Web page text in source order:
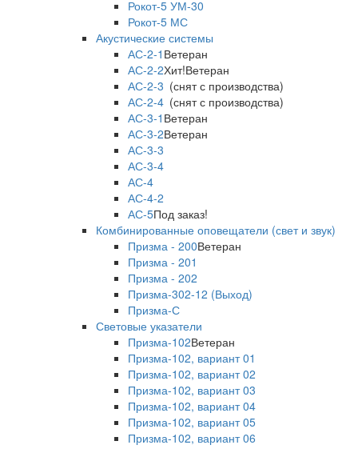
Рокот-5 УМ-30
Рокот-5 МС
Акустические системы
АС-2-1 Ветеран
АС-2-2Хит!Ветеран
АС-2-3 (снят с производства)
АС-2-4 (снят с производства)
АС-3-1 Ветеран
АС-3-2Ветеран
АС-3-3
АС-3-4
АС-4
АС-4-2
АС-5Под заказ!
Комбинированные оповещатели (свет и звук)
Призма - 200Ветеран
Призма - 201
Призма - 202
Призма-302-12 (Выход)
Призма-С
Световые указатели
Призма-102Ветеран
Призма-102, вариант 01
Призма-102, вариант 02
Призма-102, вариант 03
Призма-102, вариант 04
Призма-102, вариант 05
Призма-102, вариант 06